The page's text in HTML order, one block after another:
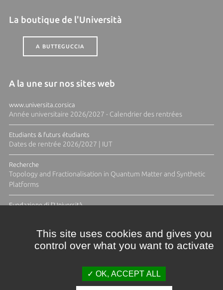
La boutique de l'Università
A BUTTEGUCCIA
A la une sur nos sites web
www.universita.corsica
Année universitaire 2026/2027 - Calendrier des rentrées
Etudiants & futurs étudiants
Dates de rentrée 2026/2027 | IUT
Recherche
Topology and Fractionalisation in Quantum Matter and Synthetic
Platforms
Fundazione di l'Università
This site uses cookies and gives you
control over what you want to activate
OK, ACCEPT ALL